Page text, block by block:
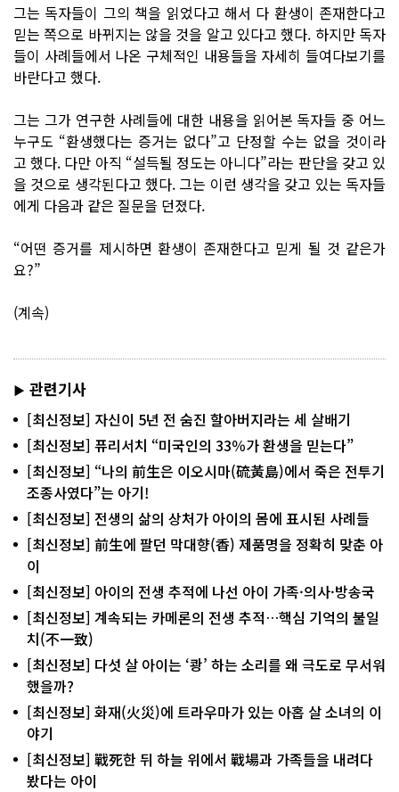
그는 독자들이 그의 책을 읽었다고 해서 다 환생이 존재한다고
믿는 쪽으로 바뀌지는 않을 것을 알고 있다고 했다. 하지만 독자
들이 사례들에서 나온 구체적인 내용들을 자세히 들여다보기를
바란다고 했다.
그는 그가 연구한 사례들에 대한 내용을 읽어본 독자들 중 어느
누구도 “환생했다는 증거는 없다”고 단정할 수는 없을 것이라
고 했다. 다만 아직 “설득될 정도는 아니다”라는 판단을 갖고 있
을 것으로 생각된다고 했다. 그는 이런 생각을 갖고 있는 독자들
에게 다음과 같은 질문을 던졌다.
“어떤 증거를 제시하면 환생이 존재한다고 믿게 될 것 같은가
요?”
(계속)
▶ 관련기사
[최신정보] 자신이 5년 전 숨진 할아버지라는 세 살배기
[최신정보] 퓨리서치 “미국인의 33％가 환생을 믿는다”
[최신정보] “나의 前生은 이오시마(硫黃島)에서 죽은 전투기
조종사였다”는 아기!
[최신정보] 전생의 삶의 상처가 아이의 몸에 표시된 사례들
[최신정보] 前生에 팔던 막대향(香) 제품명을 정확히 맞춘 아
이
[최신정보] 아이의 전생 추적에 나선 아이 가족·의사·방송국
[최신정보] 계속되는 카메론의 전생 추적…핵심 기억의 불일
치(不一致)
[최신정보] 다섯 살 아이는 ‘쾅’ 하는 소리를 왜 극도로 무서워
했을까?
[최신정보] 화재(火災)에 트라우마가 있는 아홉 살 소녀의 이
야기
[최신정보] 戰死한 뒤 하늘 위에서 戰場과 가족들을 내려다
봤다는 아이